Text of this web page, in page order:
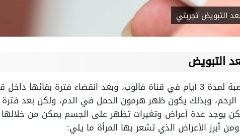
التبويض تجربتي
التبويض
تبقي البويضة المخصبة لمدة 3 أيام في قناة فالوب، وبعد انقضاء فترة
الرحم، وبذلك يكون ظهر هرمون الحمل في الدم، ولكن بعد
يوجد عدة أعراض وتغيرات تظهر على الجسم يمكن من
أبرز الأعراض الذي تشعر بها المرأة ما يلي: